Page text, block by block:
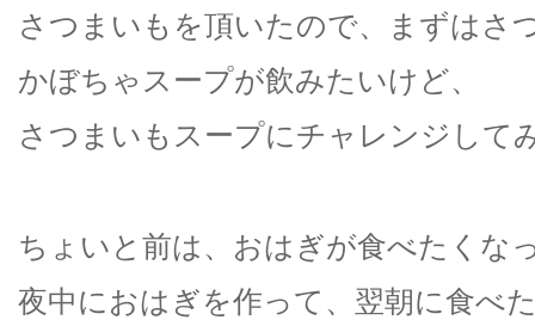
さつまいもを頂いたので、まずはさ
かぼちゃスープが飲みたいけど、
さつまいもスープにチャレンジして
ちょいと前は、おはぎが食べたくな
夜中におはぎを作って、翌朝に食べ